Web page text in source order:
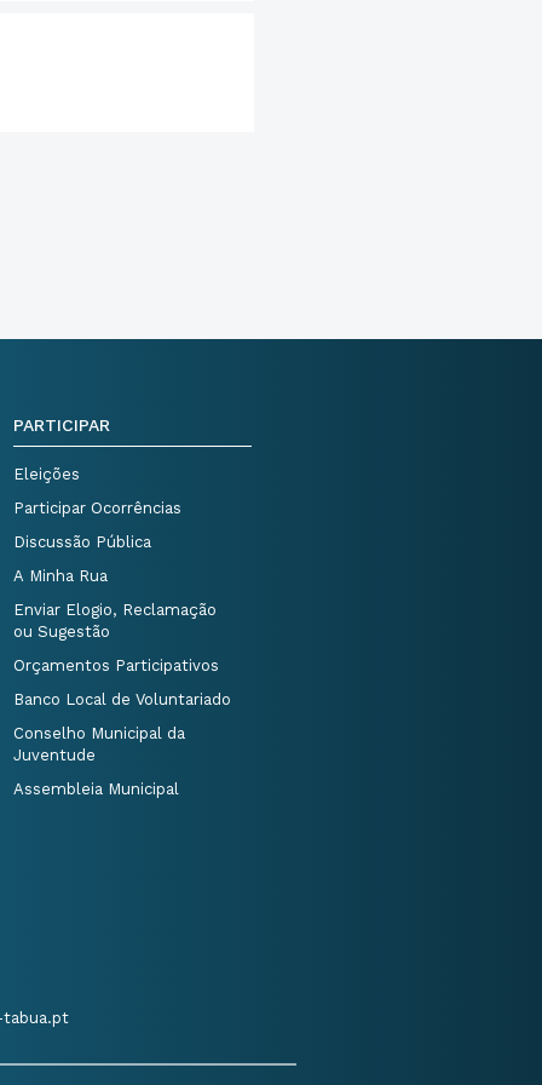
PARTICIPAR
Eleições
Participar Ocorrências
Discussão Pública
A Minha Rua
Enviar Elogio, Reclamação
ou Sugestão
Orçamentos Participativos
Banco Local de Voluntariado
Conselho Municipal da
Juventude
Assembleia Municipal
tabua.pt